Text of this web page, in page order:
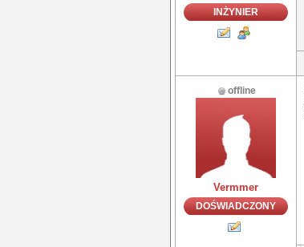
INŻYNIER
offline
Vermmer
DOŚWIADCZONY